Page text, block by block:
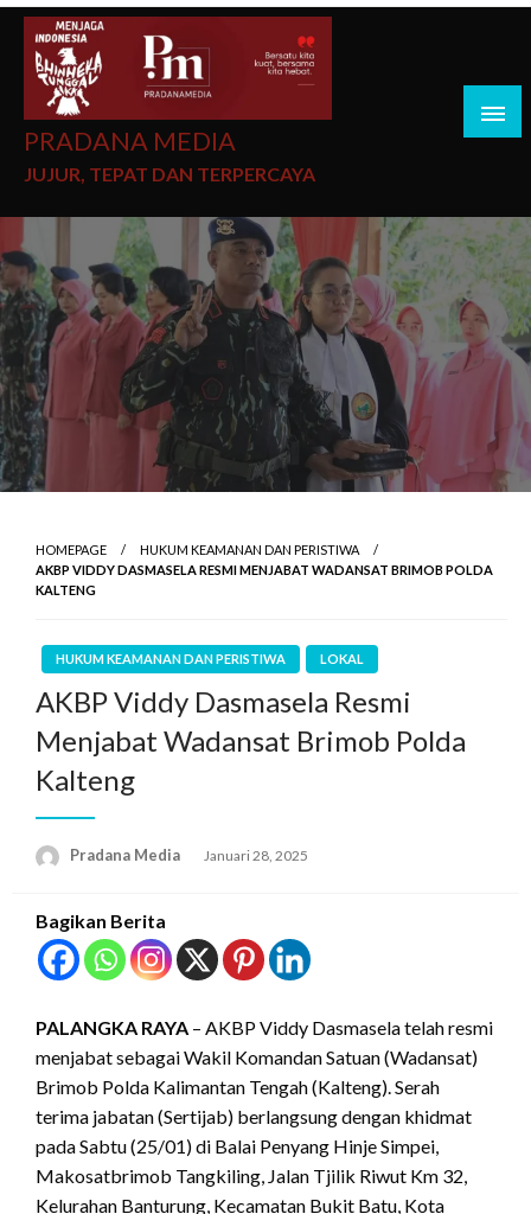
PRADANA MEDIA
JUJUR, TEPAT DAN TERPERCAYA
HOMEPAGE
HUKUM KEAMANAN DAN PERISTIWA
AKBP VIDDY DASMASELA RESMI MENJABAT WADANSAT BRIMOB POLDA
KALTENG
HUKUM KEAMANAN DAN PERISTIWA LOKAL
AKBP Viddy Dasmasela Resmi
Menjabat Wadansat Brimob Polda
Kalteng
Pradana Media Januari 28, 2025
Bagikan Berita
PALANGKA RAYA – AKBP Viddy Dasmasela telah resmi
menjabat sebagai Wakil Komandan Satuan (Wadansat)
Brimob Polda Kalimantan Tengah (Kalteng). Serah
terima jabatan (Sertijab) berlangsung dengan khidmat
pada Sabtu (25/01) di Balai Penyang Hinje Simpei,
Makosatbrimob Tangkiling, Jalan Tjilik Riwut Km 32,
Kelurahan Banturung, Kecamatan Bukit Batu, Kota